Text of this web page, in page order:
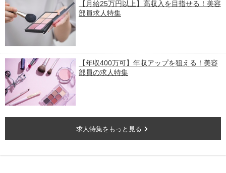
【月給25万円以上】高収入を目指せる！美容
部員求人特集
【年収400万可】年収アップを狙える！美容
部員の求人特集
求人特集をもっと見る